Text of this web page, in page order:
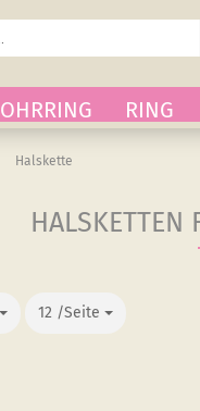
OHRRING RING
Halskette
HALSKETTEN
12 /Seite
/Seite